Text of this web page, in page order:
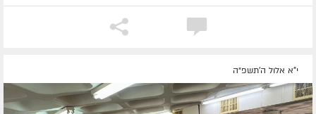
י"א אלול ה׳תשפ״ה